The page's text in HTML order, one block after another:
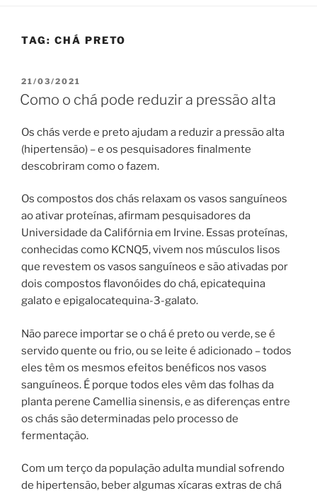
TAG: CHÁ PRETO
PUBLICADO
EM
21/03/2021
Como o chá pode reduzir a pressão alta
Os chás verde e preto ajudam a reduzir a pressão alta
(hipertensão) – e os pesquisadores finalmente
descobriram como o fazem.
Os compostos dos chás relaxam os vasos sanguíneos
ao ativar proteínas, afirmam pesquisadores da
Universidade da Califórnia em Irvine. Essas proteínas,
conhecidas como KCNQ5, vivem nos músculos lisos
que revestem os vasos sanguíneos e são ativadas por
dois compostos flavonóides do chá, epicatequina
galato e epigalocatequina-3-galato.
Não parece importar se o chá é preto ou verde, se é
servido quente ou frio, ou se leite é adicionado – todos
eles têm os mesmos efeitos benéficos nos vasos
sanguíneos. É porque todos eles vêm das folhas da
planta perene Camellia sinensis, e as diferenças entre
os chás são determinadas pelo processo de
fermentação.
Com um terço da população adulta mundial sofrendo
de hipertensão, beber algumas xícaras extras de chá